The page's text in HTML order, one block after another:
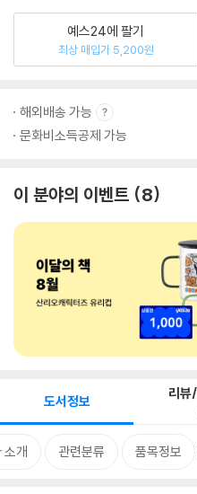
예스24에 팔기
최상 매입가 5,200원
해외배송 가능
문화비소득공제 가능
이 분야의 이벤트 8
도서정보 리뷰
소개 관련분류 품목정보